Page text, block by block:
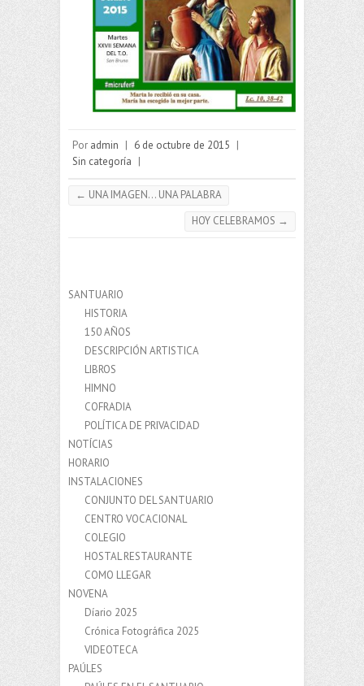
Por admin | 6 de octubre de 2015 |
Sin categoría |
← UNA IMAGEN… UNA PALABRA
HOY CELEBRAMOS →
SANTUARIO
HISTORIA
150 AÑOS
DESCRIPCIÓN ARTISTICA
LIBROS
HIMNO
COFRADIA
POLÍTICA DE PRIVACIDAD
NOTÍCIAS
HORARIO
INSTALACIONES
CONJUNTO DEL SANTUARIO
CENTRO VOCACIONAL
COLEGIO
HOSTAL RESTAURANTE
COMO LLEGAR
NOVENA
Díario 2025
Crónica Fotográfica 2025
VIDEOTECA
PAÚLES